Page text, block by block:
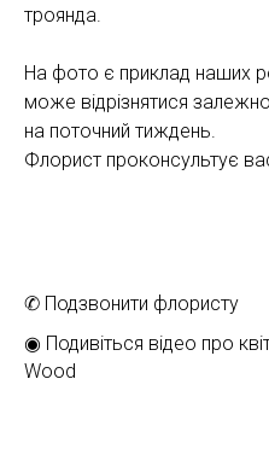
троянда.
На фото є приклад наших
може відрізнятися
на поточний тиждень.
Флорист проконсультує
✆ Подзвонити флористу
◉ Подивіться відео про
Wood